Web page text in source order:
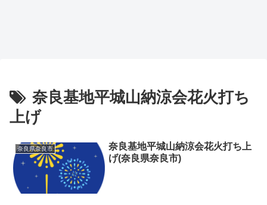
奈良基地平城山納涼会花火打ち
上げ
奈良県奈良市
奈良基地平城山納涼会花火打ち上
げ(奈良県奈良市)